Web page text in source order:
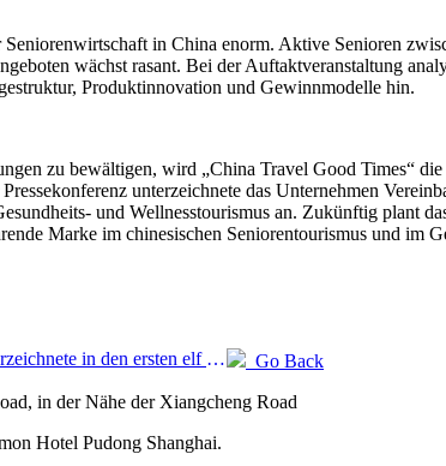
in China enorm. Aktive Senioren
wächst rasant. Bei der Auftaktveranstaltung
Produktinnovation und Gewinnmodelle hin.
zu bewältigen, wird „China Travel Good Times“
unterzeichnete das Unternehmen
und Wellnesstourismus an. Zukünftig plant
Marke im chinesischen Seniorentourismus und im
Prev:Shanghai verzeichnete in den ersten elf Monaten des Jahres 8,282 Millionen ankommende Touristen und übertraf damit die anfänglichen Erwartungen.
Go Back
in der Nähe der Xiangcheng Road
Hotel Pudong Shanghai.